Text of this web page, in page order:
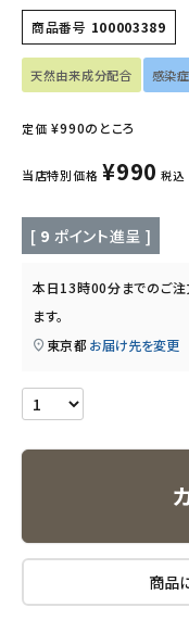
キッチン用品
フード・ドリンク
オリジナルブランド
ナチュラムーン
エコメイト
アルマウィン
商品番号 100003389
天然由来成分配合 感染
定価 ¥990のところ
当店特別価格 ¥990 税込
[ 9 ポイント進呈 ]
本日13時00分までのご
ます。
東京都 お届け先を変更
商品